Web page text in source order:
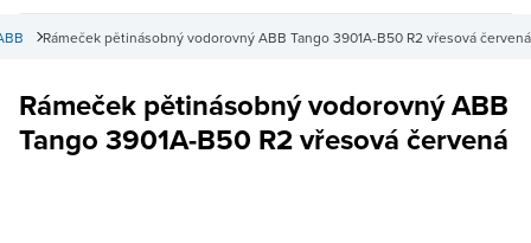
Rámeček pětinásobný vodorovný ABB Tango 3901A-B50 R2 vřesová červená
Rámeček pětinásobný vodorovný ABB
Tango 3901A-B50 R2 vřesová červená